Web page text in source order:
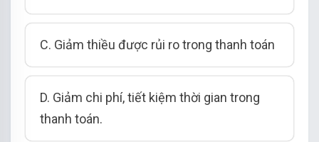
C. Giảm thiều được rủi ro trong thanh toán
D. Giảm chi phí, tiết kiệm thời gian trong
thanh toán.